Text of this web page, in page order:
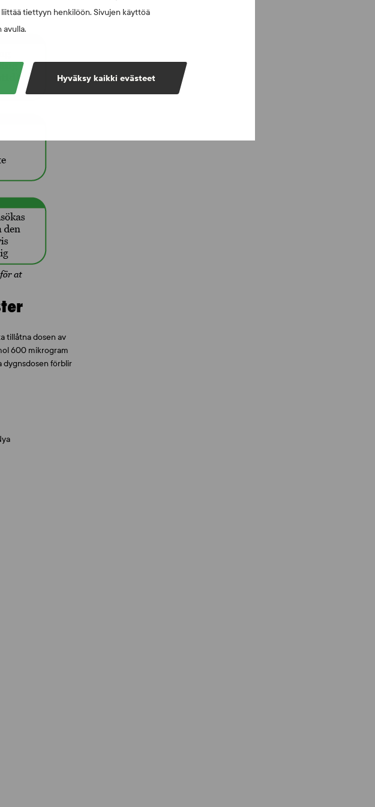
tiettyyn henkilöön. Sivujen käyttöä
avulla.
Hyväksy kaikki evästeet
tillåtna dosen av
600 mikrogram
dygnsdosen förblir